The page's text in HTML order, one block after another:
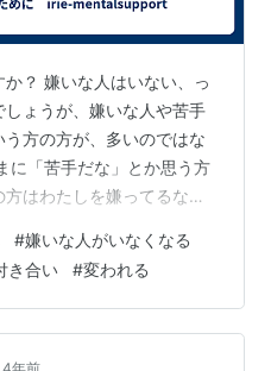
？ 嫌いな人はいない、っ
ょうが、嫌いな人や苦手
方の方が、多いのではな
に「苦手だな」とか思う方
はわたしを嫌ってるな」
うことがありますね。 知
で、優しくて、真面目
と思ってはいけないだと
って、そんな自分を「ダ
#嫌いな人がいなくなる
き合い #変われる